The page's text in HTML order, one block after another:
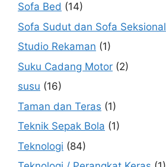
Sofa Bed (14)
Sofa Sudut dan Sofa Seksional
Studio Rekaman (1)
Suku Cadang Motor (2)
susu (16)
Taman dan Teras (1)
Teknik Sepak Bola (1)
Teknologi (84)